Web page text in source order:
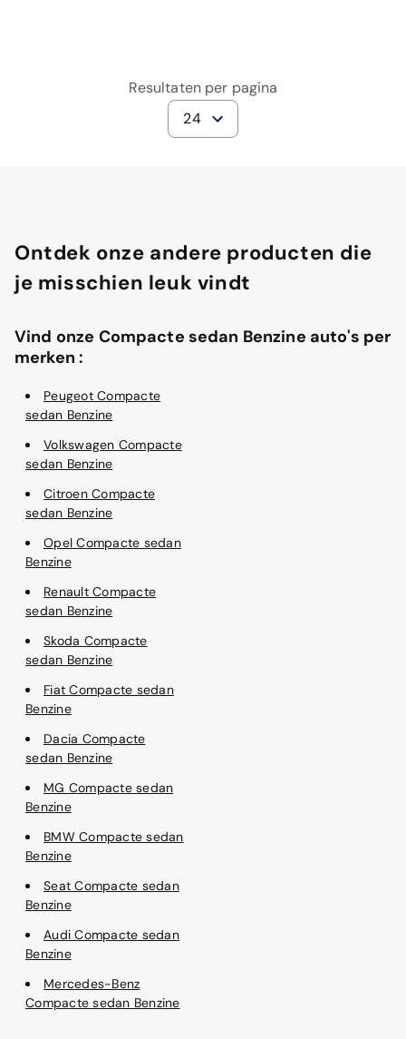
Resultaten per pagina
24
Ontdek onze andere producten die
je misschien leuk vindt
Vind onze Compacte sedan Benzine auto's per
merken :
Peugeot Compacte
sedan Benzine
Volkswagen Compacte
sedan Benzine
Citroen Compacte
sedan Benzine
Opel Compacte sedan
Benzine
Renault Compacte
sedan Benzine
Skoda Compacte
sedan Benzine
Fiat Compacte sedan
Benzine
Dacia Compacte
sedan Benzine
MG Compacte sedan
Benzine
BMW Compacte sedan
Benzine
Seat Compacte sedan
Benzine
Audi Compacte sedan
Benzine
Mercedes-Benz
Compacte sedan Benzine